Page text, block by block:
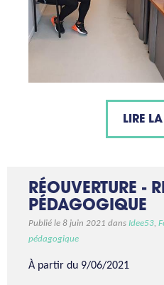
LIRE
RÉOUVERTURE -
PÉDAGOGIQUE
Publié le 8 juin 2021 dans Idee53,
pédagogique
À partir du 9/06/2021